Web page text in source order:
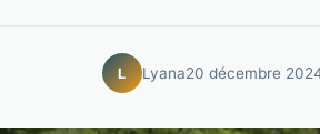
L Lyana20 décembre